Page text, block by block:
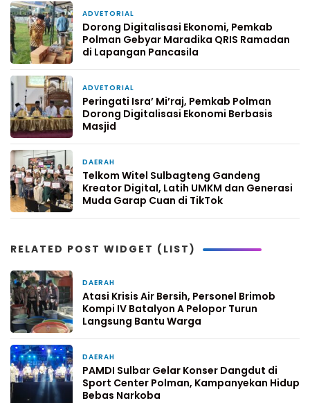
ADVETORIAL
Dorong Digitalisasi Ekonomi, Pemkab
Polman Gebyar Maradika QRIS Ramadan
di Lapangan Pancasila
ADVETORIAL
Peringati Isra’ Mi’raj, Pemkab Polman
Dorong Digitalisasi Ekonomi Berbasis
Masjid
DAERAH
Telkom Witel Sulbagteng Gandeng
Kreator Digital, Latih UMKM dan Generasi
Muda Garap Cuan di TikTok
RELATED POST WIDGET (LIST)
DAERAH
Atasi Krisis Air Bersih, Personel Brimob
Kompi IV Batalyon A Pelopor Turun
Langsung Bantu Warga
DAERAH
PAMDI Sulbar Gelar Konser Dangdut di
Sport Center Polman, Kampanyekan Hidup
Bebas Narkoba